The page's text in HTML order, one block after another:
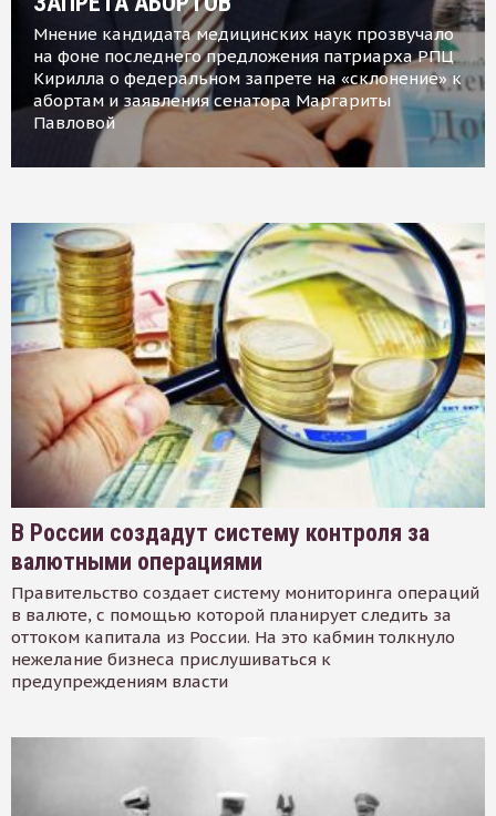
Мнение кандидата медицинских наук прозвучало
на фоне последнего предложения патриарха РПЦ
Кирилла о федеральном запрете на «склонение» к
абортам и заявления сенатора Маргариты
Павловой
В России создадут систему контроля за
валютными операциями
Правительство создает систему мониторинга операций
в валюте, с помощью которой планирует следить за
оттоком капитала из России. На это кабмин толкнуло
нежелание бизнеса прислушиваться к
предупреждениям власти